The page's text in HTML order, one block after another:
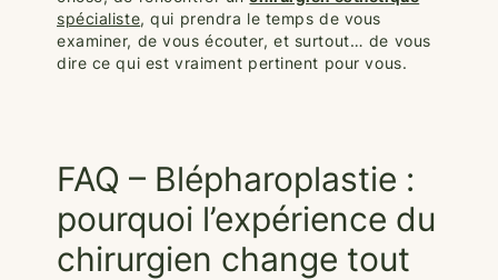
spécialiste, qui prendra le temps de vous
examiner, de vous écouter, et surtout… de vous
dire ce qui est vraiment pertinent pour vous.
FAQ – Blépharoplastie :
pourquoi l’expérience du
chirurgien change tout